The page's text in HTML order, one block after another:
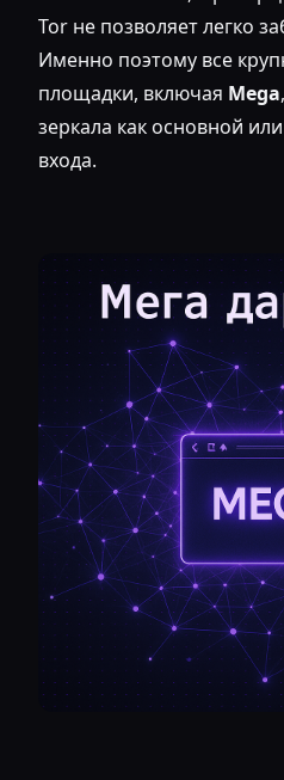
Tor не позволяет легко
Именно поэтому все
площадки, включая Mega
зеркала как основной
входа.